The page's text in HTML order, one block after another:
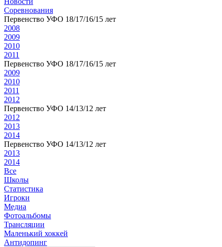
Соревнования
Первенство УФО 18/17/16/15 лет
2008
2009
2010
2011
Первенство УФО 18/17/16/15 лет
2009
2010
2011
2012
Первенство УФО 14/13/12 лет
2012
2013
2014
Первенство УФО 14/13/12 лет
2013
2014
Все
Школы
Статистика
Игроки
Медиа
Фотоальбомы
Трансляции
Маленький хоккей
Антидопинг